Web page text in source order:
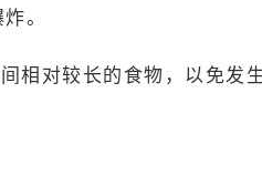
。
相对较长的食物，以免发